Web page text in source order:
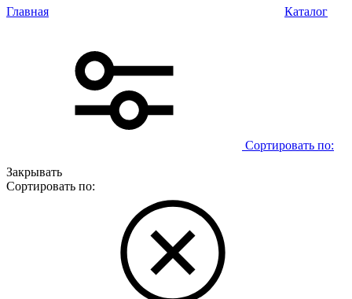
Главная Каталог
Сортировать по:
Закрывать
Сортировать по: